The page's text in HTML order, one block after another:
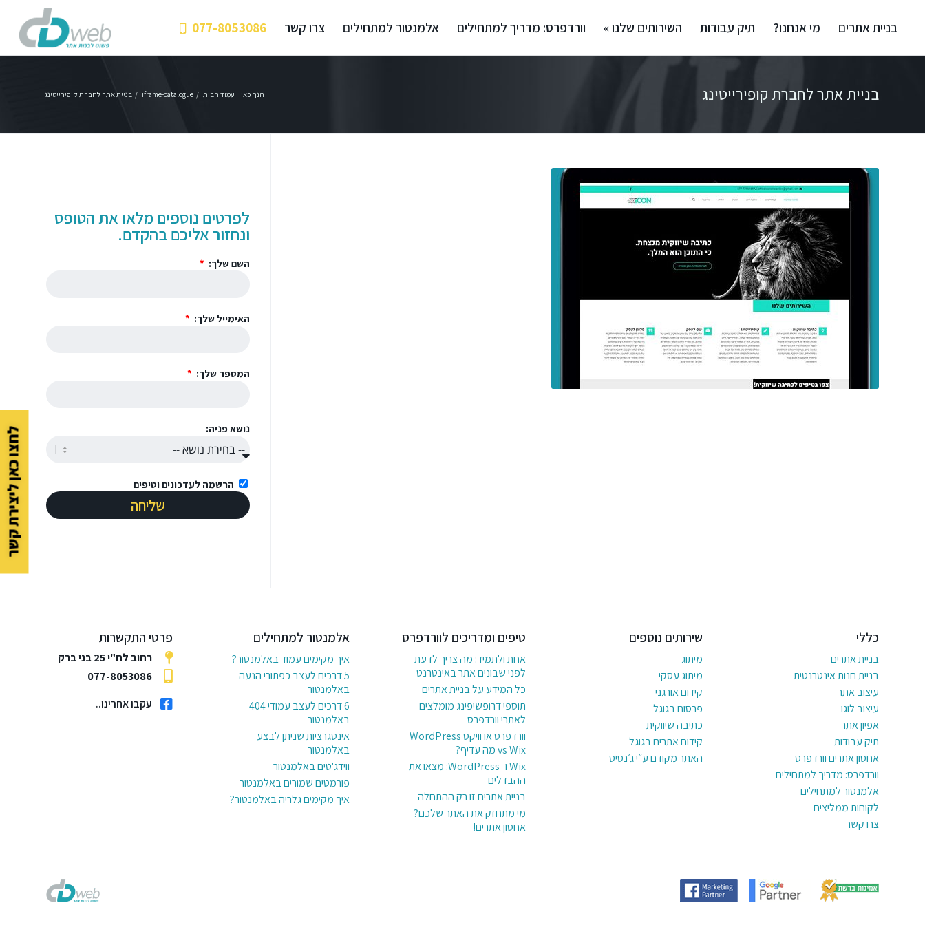
בניית אתרים מי אנחנו? תיק עבודות השירותים שלנו » וורדפרס: מדריך למתחילים אלמנטור למתחילים צרו קשר 077-8053086
בניית אתר לחברת קופירייטינג הנך כאן: עמוד הבית /
iframe-catalogue
/ בניית אתר לחברת קופירייטינג
לפרטים נוספים מלאו את הטופס
ונחזור אליכם בהקדם.
השם שלך:
האימייל שלך:
המספר שלך:
נושא פניה:
הרשמה לעדכונים וטיפים
שליחה
כללי
בניית אתרים
בניית חנות אינטרנטית
עיצוב אתר
עיצוב לוגו
אפיון אתר
תיק עבודות
אחסון אתרים וורדפרס
וורדפרס: מדריך למתחילים
אלמנטור למתחילים
לקוחות ממליצים
צרו קשר
שירותים נוספים
מיתוג
מיתוג עסקי
קידום אורגני
פרסום בגוגל
כתיבה שיווקית
קידום אתרים בגוגל
האתר מקודם ע״י ג׳נסיס
טיפים ומדריכים לוורדפרס
אחת ולתמיד: מה צריך לדעת
לפני שבונים אתר באינטרנט
כל המידע על בניית אתרים
תוספי דרופשיפינג מומלצים
לאתרי וורדפרס
וורדפרס או וויקס WordPress
vs Wix מה עדיף?
Wix ו- WordPress: מצאו את
ההבדלים
בניית אתרים זו רק ההתחלה
מי מתחזק את האתר שלכם?
אחסון אתרים!
אלמנטור למתחילים
איך מקימים עמוד באלמנטור?
5 דרכים לעצב כפתורי הנעה
באלמנטור
6 דרכים לעצב עמודי 404
באלמנטור
אינטגרציות שניתן לבצע
באלמנטור
ווידג'טים באלמנטור
פורמטים שמורים באלמנטור
איך מקימים גלריה באלמנטור?
פרטי התקשרות
רחוב לח"י 25 בני ברק
077-8053086
עקבו אחרינו..
לחצו כאן ליצירת קשר